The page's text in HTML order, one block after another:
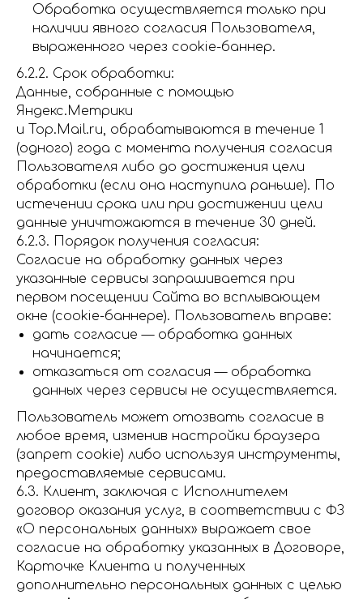
Обработка осуществляется только при
наличии явного согласия Пользователя,
выраженного через cookie-баннер.
6.2.2. Срок обработки:
Данные, собранные с помощью
Яндекс.Метрики
и Top.Mail.ru, обрабатываются в течение 1
(одного) года с момента получения согласия
Пользователя либо до достижения цели
обработки (если она наступила раньше). По
истечении срока или при достижении цели
данные уничтожаются в течение 30 дней.
6.2.3. Порядок получения согласия:
Согласие на обработку данных через
указанные сервисы запрашивается при
первом посещении Сайта во всплывающем
окне (cookie-баннере). Пользователь вправе:
дать согласие — обработка данных
начинается;
отказаться от согласия — обработка
данных через сервисы не осуществляется.
Пользователь может отозвать согласие в
любое время, изменив настройки браузера
(запрет cookie) либо используя инструменты,
предоставляемые сервисами.
6.3. Клиент, заключая с Исполнителем
договор оказания услуг, в соответствии с ФЗ
«О персональных данных» выражает свое
согласие на обработку указанных в Договоре,
Карточке Клиента и полученных
дополнительно персональных данных с целью